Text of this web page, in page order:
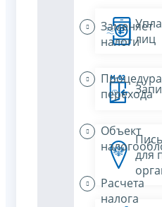
Заменяет
налоги
Процедура
перехода
Объект
Расчета
налога
лиц
для